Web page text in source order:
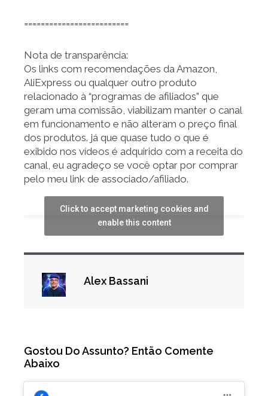
=========================
Nota de transparência:
Os links com recomendações da Amazon,
AliExpress ou qualquer outro produto
relacionado à “programas de afiliados” que
geram uma comissão, viabilizam manter o canal
em funcionamento e não alteram o preço final
dos produtos. já que quase tudo o que é
exibido nos vídeos é adquirido com a receita do
canal, eu agradeço se você optar por comprar
pelo meu link de associado/afiliado.
Click to accept marketing cookies and
enable this content
Alex Bassani
Gostou Do Assunto? Então Comente
Abaixo